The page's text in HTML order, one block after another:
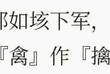
垓下军
禽』作『